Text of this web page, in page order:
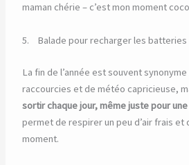
maman chérie – c’est mon moment
5. Balade pour recharger les batteries
La fin de l’année est souvent
raccourcies et de météo capricieuse,
sortir chaque jour, même juste pour
permet de respirer un peu d’air frais et
moment.